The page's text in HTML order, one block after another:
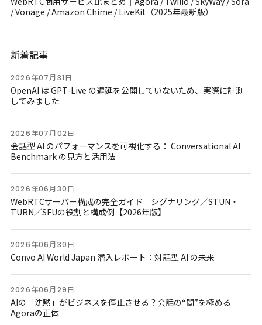
/ Vonage / Amazon Chime / LiveKit（2025年最新版）
新着記事
2026年07月31日
OpenAI は GPT-Live の遅延を公開していないため、実際に計測
してみました
2026年07月02日
会話型 AI のパフォーマンスを可視化する： Conversational AI
Benchmark の見方と活用法
2026年06月30日
WebRTCサーバー構成の完全ガイド｜シグナリング／STUN・
TURN／SFUの役割と構成例【2026年版】
2026年06月30日
Convo AI World Japan 潜入レポート：対話型 AI の未来
2026年06月29日
AIの「沈黙」がビジネスを停止させる？会話の“間”を極める
Agoraの正体